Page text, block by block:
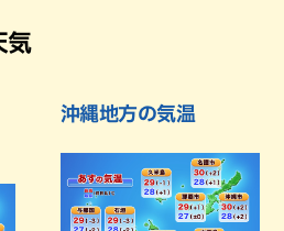
気
沖縄地方の気温